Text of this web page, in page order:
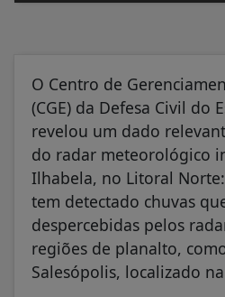
O Centro de
(CGE) da Defesa Civil do
revelou um dado
do radar meteorológico
Ilhabela, no Litoral
tem detectado chuvas
despercebidas pelos
regiões de planalto,
Salesópolis, localizado